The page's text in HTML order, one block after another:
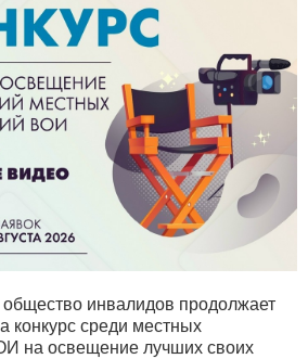
общество инвалидов продолжает
конкурс среди местных
на освещение лучших своих